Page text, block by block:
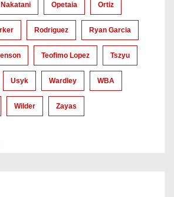
Nakatani Opetaia Ortiz
Rodriguez Ryan Garcia
Teofimo Lopez Tszyu
Usyk Wardley WBA
Wilder Zayas